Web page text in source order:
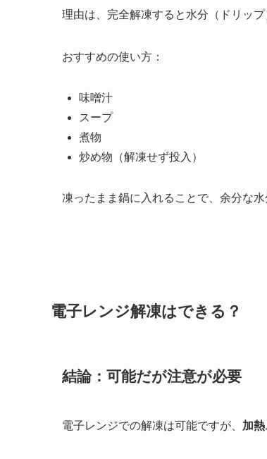
理由は、完全解凍すると水分（ドリッ
おすすめの使い方：
味噌汁
スープ
煮物
炒め物（解凍せず投入）
凍ったまま鍋に入れることで、余分な
電子レンジ解凍はできる？
結論：可能だが注意が必要
電子レンジでの解凍は可能ですが、 加